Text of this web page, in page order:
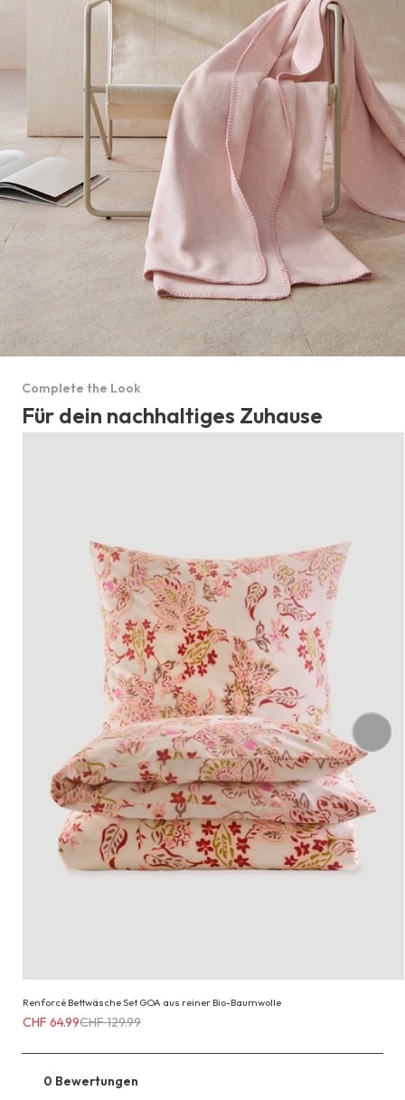
Complete the Look
Für dein nachhaltiges Zuhause
Renforcé Bettwäsche Set GOA aus reiner Bio-Baumwolle
Erhältlich
CHF 64.99
anstatt
CHF 129.99
CHF 64.99CHF 129.99
0 Bewertungen